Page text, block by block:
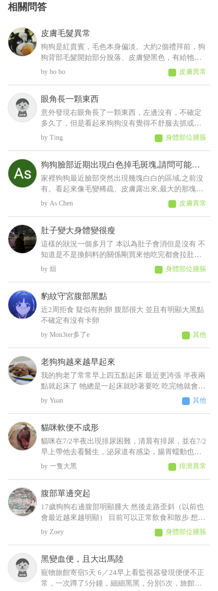
相關問答
皮膚毛髮異常
狗狗是紅貴賓，毛色本身偏淡。大約2個禮拜前，狗
狗背部毛髮開始部分脫落、皮膚變黑色，有給牠擦
人類的藥物(不知道會不會怎樣......)，也有帶去看獸
醫，但獸醫說這是正常老化不會怎樣，可是牠才5
bo bo 皮膚異常
眼角長一顆東西
意外發現右眼角長了一顆東西，左邊沒有，不確定
多久了，但是看起來狗狗沒有覺得不舒服去抓或流
眼淚等等之類的，想請問這是什麼？會不會影響眼
Ting 身體部位腫脹
狗狗臉部近期出現白色掉毛斑塊,請問可能是
什麼原因
家裡狗狗最近臉部突然出現幾塊白白的區域,之前沒
有。看起來像毛變稀疏、皮膚露出來,最大的那塊有
點像有皮屑,但沒有看到流血、 化膿或明顯紅腫。
狗狗目前看起來精神、食慾都正常,也沒有一直抓臉
他皮膚問題?
As Chen 皮膚異常
肚子變大身體變很瘦
這樣的狀況一個多月了 本以為肚子會消但是沒有 不
知道是不是換飼料的關係剛買來他吃完都會拉肚子
後來就少量多餐就比較不會拉了以前飼料都吃很快
現在都吃很慢有時候還沒有吃完 反而人在吃的他都
現在沒長多少出來變很瘦看得到肋骨 請問醫師這是
什麼狀況????????
烜 身體部位腫脹
豹紋守宮腹部黑點
近2周拒食 疑似有抱卵 腹部很大 並且有明顯大黑點
不確定有沒有卡卵
Mon3ter多了e 其他
老狗狗越來越早起來
我的狗老了常常早上四五點起床 最近更誇張 半夜兩
點就起床了 牠總是一起床就吵著要吃 吃完牠就會乖
乖睡回去 不吃牠就一直抓門一直來回踱步 我明明晚
上十點才給牠吃過 增加了散步次數 結果好像更糟
都是罐頭加水或羊奶稀釋給牠才會喝 這樣子可能是
什麼疾病呀 建議要做什麼檢查呢
Yuan 其他
貓咪軟便不成形
貓咪在7/2半夜出現排尿困難，清晨有排尿，並在7/2
早上帶他去看醫生，泌尿道有感染，腸胃蠕動也變
慢，目前在吃消炎藥和胃藥，昨日貓咪排便時軟便
但有成型，而今日排便軟便並未成型，貓咪在前陣
成型的
一隻大黑 排泄異常
腹部單邊突起
17歲狗狗右邊腹部明顯腫大 然後走路歪斜（以前也
會最近越來越明顯） 目前可以正常飲食和散步 想請
問可能會是什麼狀況，謝謝
Zoey 身體部位腫脹
黑變血便，且大出馬陸
寵物旅館寄宿5天 6／24早上看監視器發現便便不正
常，一次蹲了5分鐘，細細黑黑，分別5次，旅館通